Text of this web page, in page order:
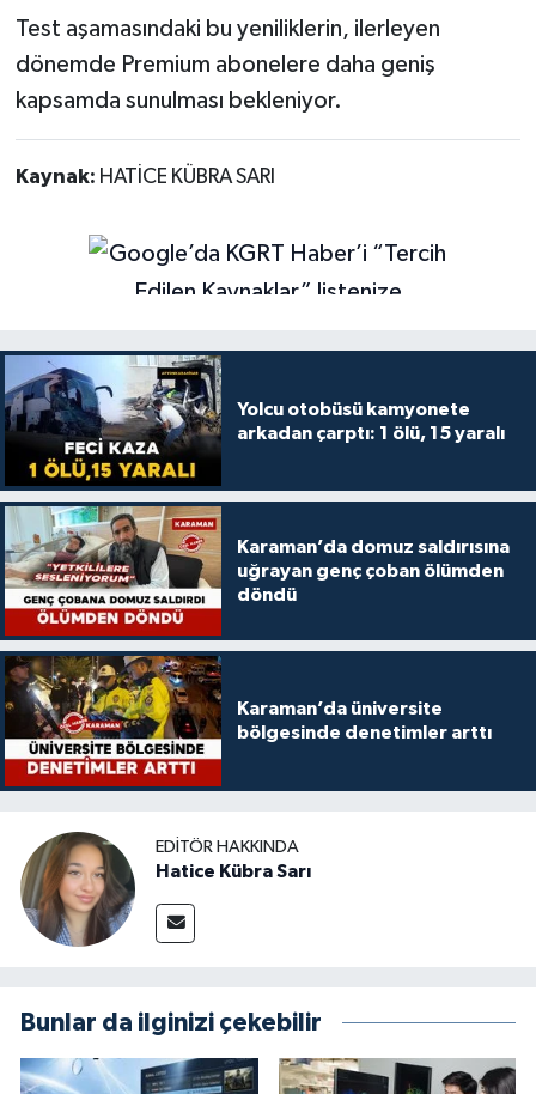
Test aşamasındaki bu yeniliklerin, ilerleyen
dönemde Premium abonelere daha geniş
kapsamda sunulması bekleniyor.
Kaynak: HATİCE KÜBRA SARI
Yolcu otobüsü kamyonete
arkadan çarptı: 1 ölü, 15 yaralı
Karaman’da domuz saldırısına
uğrayan genç çoban ölümden
döndü
Karaman’da üniversite
bölgesinde denetimler arttı
EDITÖR HAKKINDA
Hatice Kübra Sarı
Bunlar da ilginizi çekebilir